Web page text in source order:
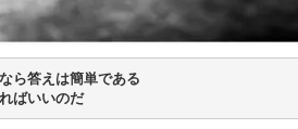
ら答えは簡単である
ばいいのだ